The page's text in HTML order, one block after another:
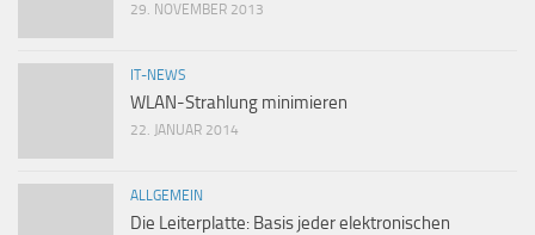
29. NOVEMBER 2013
IT-NEWS
WLAN-Strahlung minimieren
22. JANUAR 2014
ALLGEMEIN
Die Leiterplatte: Basis jeder elektronischen